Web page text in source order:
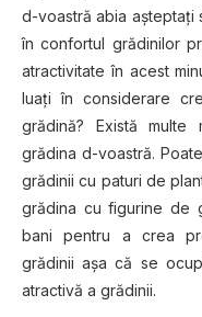
d-voastră abia aşteptaţi
în confortul grădinilor
atractivitate în acest
luaţi în considerare
grădină? Există
grădina d-voastră.
grădinii cu paturi de
grădina cu figurine de
bani pentru a crea
grădinii aşa că se
atractivă a grădinii.